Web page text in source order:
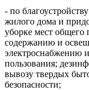
- по
жилого дома и
уборке мест общего
содержанию и
электроснабжению
пользования;
вывозу твердых
безопасности;